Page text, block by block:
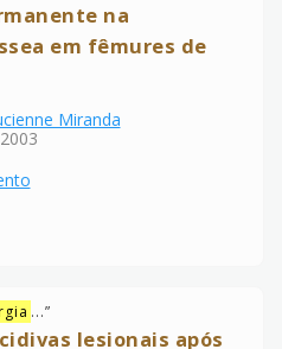
na
em fêmures de
Miranda
...”
lesionais após